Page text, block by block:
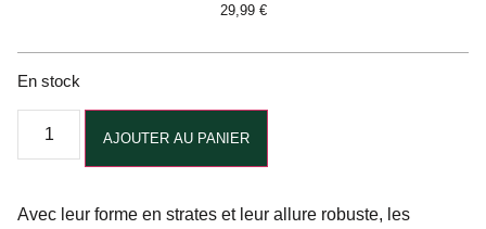
29,99 €
En stock
AJOUTER AU PANIER
Avec leur forme en strates et leur allure robuste, les